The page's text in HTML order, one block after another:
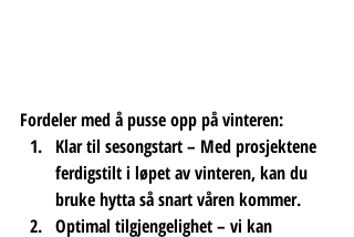
Fordeler med å pusse opp på vinteren:
Klar til sesongstart – Med prosjektene
ferdigstilt i løpet av vinteren, kan du
bruke hytta så snart våren kommer.
Optimal tilgjengelighet – vi kan